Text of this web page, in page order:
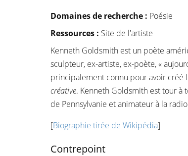
Domaines de recherche : Poésie
Ressources : Site de l'artiste
Kenneth Goldsmith est un poète
sculpteur, ex-artiste, ex-poète, «
principalement connu pour avoir créé
créative. Kenneth Goldsmith est tour
de Pennsylvanie et animateur à la
[Biographie tirée de Wikipédia]
Contrepoint